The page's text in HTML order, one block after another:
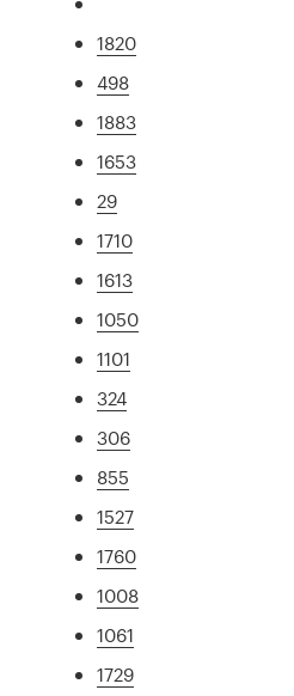
1820
498
1883
1653
29
1710
1613
1050
1101
324
306
855
1527
1760
1008
1061
1729